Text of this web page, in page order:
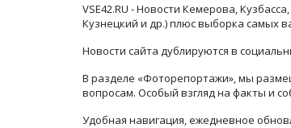
VSE42.RU - Новости Кемерова,
Кузнецкий и др.) плюс выборка самых
Новости сайта дублируются в
В разделе «Фоторепортажи», мы
вопросам. Особый взгляд на факты и
Удобная навигация, ежедневное